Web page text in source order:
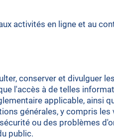
activités en ligne et au
conserver et divulguer
l'accès à de telles
applicable, ainsi
générales, y compris les
ou des problèmes
public.